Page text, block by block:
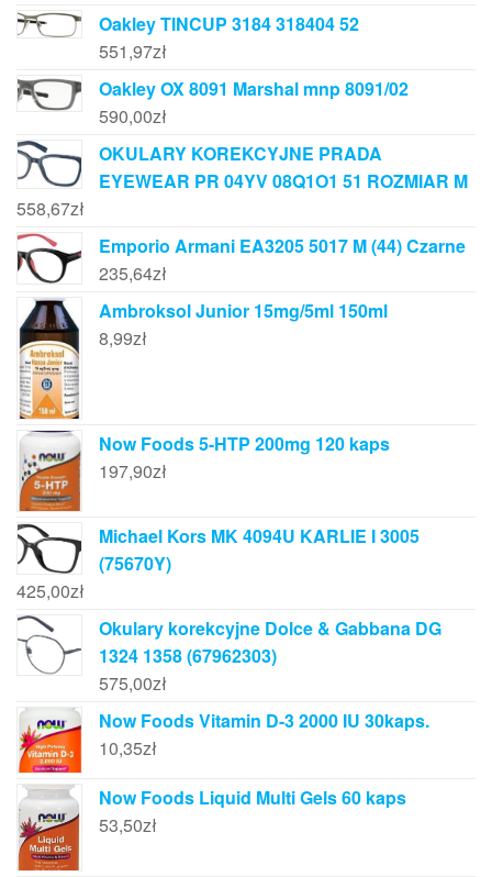
Oakley TINCUP 3184 318404 52
551,97zł
Oakley OX 8091 Marshal mnp 8091/02
590,00zł
OKULARY KOREKCYJNE PRADA
EYEWEAR PR 04YV 08Q1O1 51 ROZMIAR M
558,67zł
Emporio Armani EA3205 5017 M (44) Czarne
235,64zł
Ambroksol Junior 15mg/5ml 150ml
8,99zł
Now Foods 5-HTP 200mg 120 kaps
197,90zł
Michael Kors MK 4094U KARLIE I 3005
(75670Y)
425,00zł
Okulary korekcyjne Dolce & Gabbana DG
1324 1358 (67962303)
575,00zł
Now Foods Vitamin D-3 2000 IU 30kaps.
10,35zł
Now Foods Liquid Multi Gels 60 kaps
53,50zł